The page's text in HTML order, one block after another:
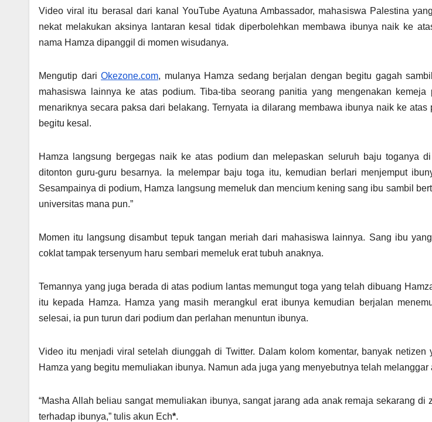
Video viral itu berasal dari kanal YouTube Ayatuna Ambassador, mahasiswa Palestina
nekat melakukan aksinya lantaran kesal tidak diperbolehkan membawa ibunya naik ke
nama Hamza dipanggil di momen wisudanya.
Mengutip dariOkezone.com, mulanya Hamza sedang berjalan dengan begitu gagah
mahasiswa lainnya ke atas podium. Tiba-tiba seorang panitia yang mengenakan
menariknya secara paksa dari belakang. Ternyata ia dilarang membawa ibunya naik ke
begitu kesal.
Hamza langsung bergegas naik ke atas podium dan melepaskan seluruh baju toganya
ditonton guru-guru besarnya. Ia melempar baju toga itu, kemudian berlari menjemput
Sesampainya di podium, Hamza langsung memeluk dan mencium kening sang ibu sambil
universitas mana pun.”
Momen itu langsung disambut tepuk tangan meriah dari mahasiswa lainnya. Sang ibu
coklat tampak tersenyum haru sembari memeluk erat tubuh anaknya.
Temannya yang juga berada di atas podium lantas memungut toga yang telah dibuang
itu kepada Hamza. Hamza yang masih merangkul erat ibunya kemudian berjalan
selesai, ia pun turun dari podium dan perlahan menuntun ibunya.
Video itu menjadi viral setelah diunggah di Twitter. Dalam kolom komentar, banyak netizen
Hamza yang begitu memuliakan ibunya. Namun ada juga yang menyebutnya telah melanggar
“Masha Allah beliau sangat memuliakan ibunya, sangat jarang ada anak remaja sekarang di
terhadap ibunya,” tulis akun Ech*.